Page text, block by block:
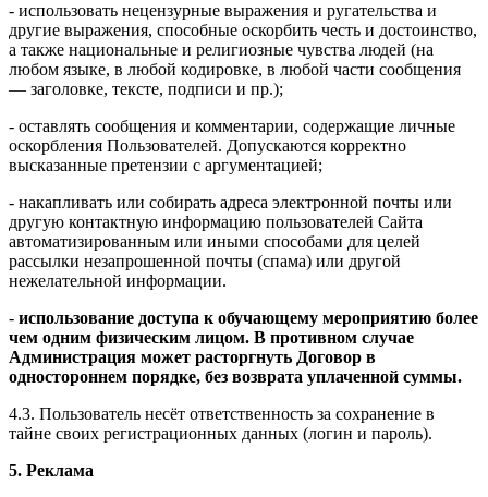
- использовать нецензурные выражения и ругательства и
другие выражения, способные оскорбить честь и достоинство,
а также национальные и религиозные чувства людей (на
любом языке, в любой кодировке, в любой части сообщения
— заголовке, тексте, подписи и пр.);
- оставлять сообщения и комментарии, содержащие личные
оскорбления Пользователей. Допускаются корректно
высказанные претензии с аргументацией;
- накапливать или собирать адреса электронной почты или
другую контактную информацию пользователей Сайта
автоматизированным или иными способами для целей
рассылки незапрошенной почты (спама) или другой
нежелательной информации.
- использование доступа к обучающему мероприятию более
чем одним физическим лицом. В противном случае
Администрация может расторгнуть Договор в
одностороннем порядке, без возврата уплаченной суммы.
4.3. Пользователь несёт ответственность за сохранение в
тайне своих регистрационных данных (логин и пароль).
5. Реклама